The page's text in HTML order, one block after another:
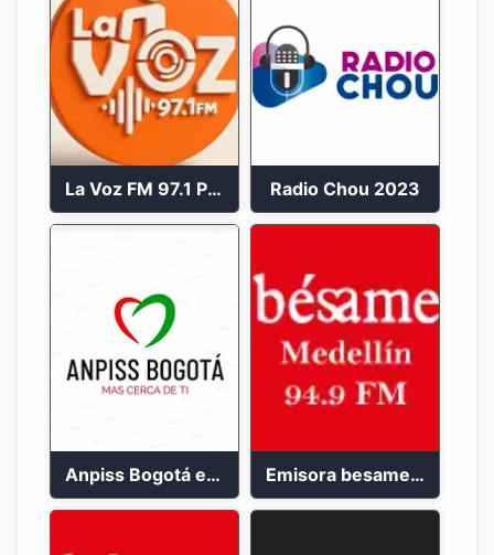
La Voz FM 97.1 Popayán en Vivo Radio Chou 2023
Anpiss Bogotá emisora 2023 Emisora besame medellín 2023